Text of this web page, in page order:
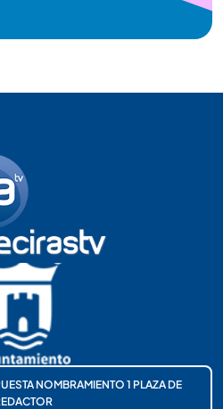
NOMBRAMIENTO 1 PLAZA DE